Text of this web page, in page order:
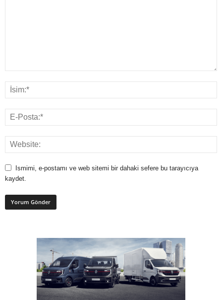
Ismimi, e-postamı ve web sitemi bir dahaki sefere bu tarayıcıya
kaydet.